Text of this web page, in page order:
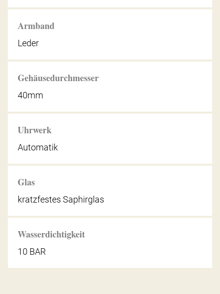
Armband
Leder
Gehäusedurchmesser
40mm
Uhrwerk
Automatik
Glas
kratzfestes Saphirglas
Wasserdichtigkeit
10 BAR